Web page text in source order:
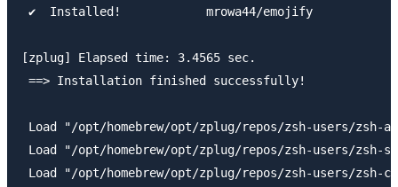
✔  Installed!            mrowa44/emojify
[zplug] Elapsed time: 3.4565 sec.
==> Installation finished successfully!
Load "/opt/homebrew/opt/zplug/repos/zsh-users/zsh-
Load "/opt/homebrew/opt/zplug/repos/zsh-users/
Load "/opt/homebrew/opt/zplug/repos/zsh-users/